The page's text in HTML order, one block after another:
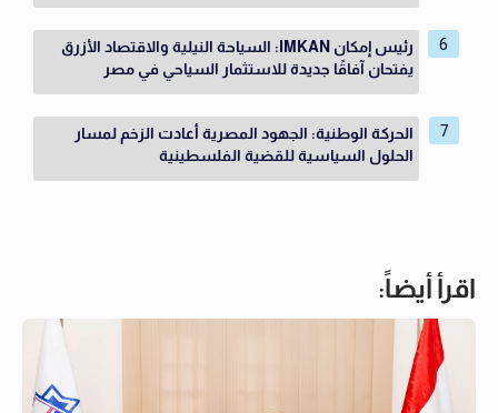
رئيس إمكان IMKAN: السياحة النيلية والاقتصاد الأزرق
يفتحان آفاقًا جديدة للاستثمار السياحي في مصر
الحركة الوطنية: الجهود المصرية أعادت الزخم لمسار
الحلول السياسية للقضية الفلسطينية
اقرأ أيضاً: